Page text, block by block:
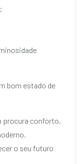
bom estado de
procura conforto,
o seu futuro